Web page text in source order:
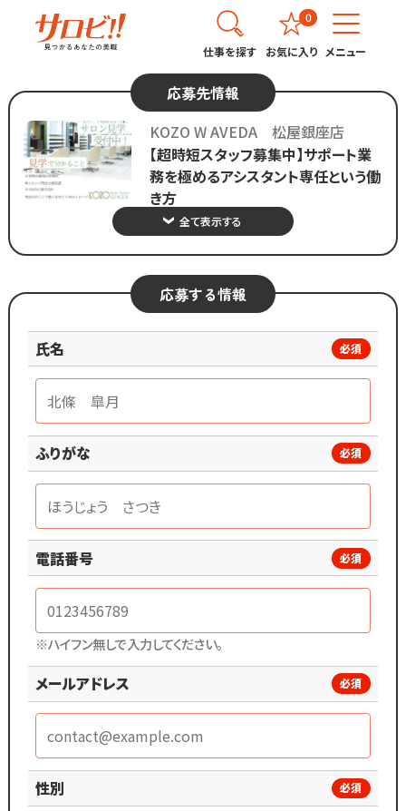
仕事を探す お気に入り
0
メニュー
応募先情報
KOZO W AVEDA 松屋銀座店
【超時短スタッフ募集中】サポート業
務を極めるアシスタント専任という働
き方
全て表示する
応募する情報
氏名 必須
ふりがな 必須
電話番号 必須
※ハイフン無しで入力してください。
メールアドレス 必須
性別 必須